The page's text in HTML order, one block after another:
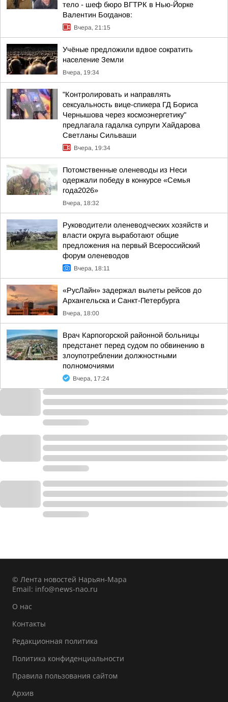
тело - шеф бюро ВГТРК в Нью-Йорке
Валентин Богданов:
Вчера, 21:15
Учёные предложили вдвое сократить
население Земли
Вчера, 19:34
"Контролировать и направлять
сексуальность вице-спикера ГД Бориса
Чернышова через космоэнергетику"
предлагала гадалка супруги Хайдарова
Светланы Сильваши
Вчера, 19:34
Потомственные оленеводы из Неси
одержали победу в конкурсе «Семья
года2026»
Вчера, 18:32
Руководители оленеводческих хозяйств и
власти округа выработают общие
предложения на первый Всероссийский
форум оленеводов
Вчера, 18:11
«РусЛайн» задержал вылеты рейсов до
Архангельска и Санкт-Петербурга
Вчера, 18:00
Врач Карпогорской районной больницы
предстанет перед судом по обвинению в
злоупотреблении должностными
полномочиями
Вчера, 17:24
© Лента новостей Нарьян-Мара
Email: info@news-nao.ru
О нас
Контакты
Редакционная политика
Политика конфиденциальности
Правила пользования сайтом
Архив